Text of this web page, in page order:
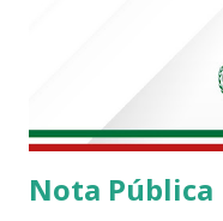
Nota Pública